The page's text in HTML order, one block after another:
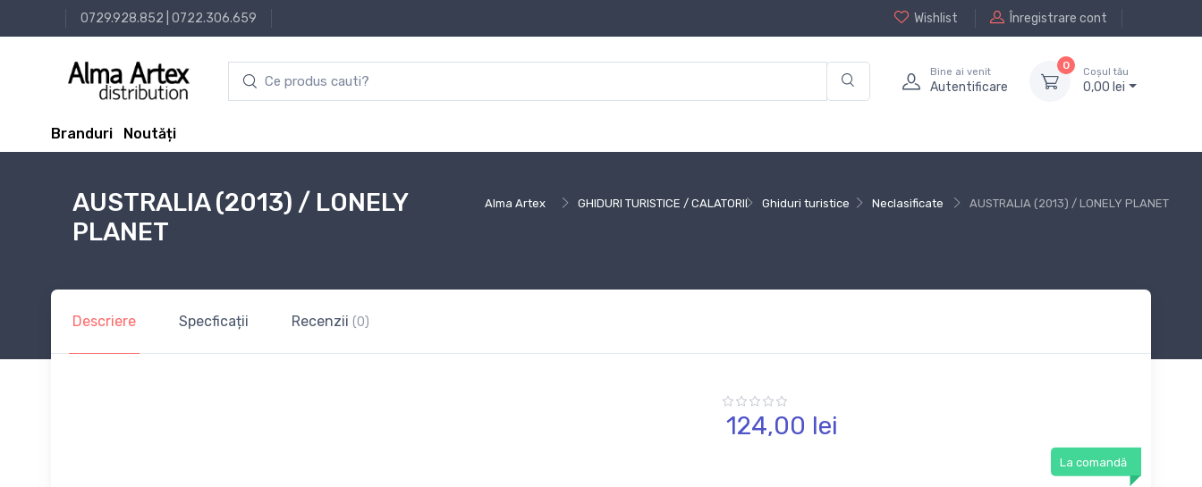
0729.928.852 0722.306.659 Wishlist Înregistrare cont
Bine ai venit
Autentificare
0
Coșul tău
0,00 lei
Branduri Noutăți
Alma Artex GHIDURI TURISTICE / CALATORII Ghiduri turistice Neclasificate AUSTRALIA (2013) / LONELY PLANET
AUSTRALIA (2013) / LONELY
PLANET
Descriere Specficații Recenzii (0)
124,00 lei
La comandă